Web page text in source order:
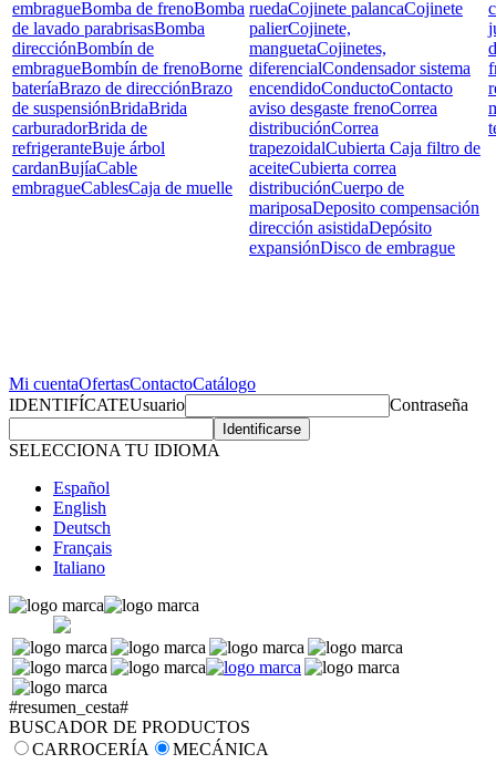
embragueBomba de frenoBomba
de lavado parabrisasBomba
direcciónBombín de
embragueBombín de frenoBorne
bateríaBrazo de direcciónBrazo
de suspensiónBridaBrida
carburadorBrida de
refrigeranteBuje árbol
cardanBujíaCable
embragueCablesCaja de muelle
ruedaCojinete palancaCojinete
palierCojinete,
manguetaCojinetes,
diferencialCondensador sistema
encendidoConductoContacto
aviso desgaste frenoCorrea
distribuciónCorrea
trapezoidalCubierta Caja filtro de
aceiteCubierta correa
distribuciónCuerpo de
mariposaDeposito compensación
dirección asistidaDepósito
expansiónDisco de embrague
Mi cuentaOfertasContactoCatálogo
IDENTIFÍCATEUsuario Contraseña
SELECCIONA TU IDIOMA
Español
English
Deutsch
Français
Italiano
#resumen_cesta#
BUSCADOR DE PRODUCTOS
CARROCERÍA
MECÁNICA